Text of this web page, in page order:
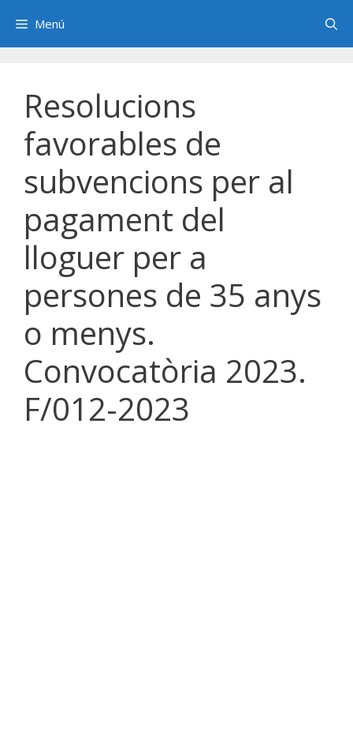
contenido
Menú
Resolucions
favorables de
subvencions per al
pagament del
lloguer per a
persones de 35 anys
o menys.
Convocatòria 2023.
F/012-2023